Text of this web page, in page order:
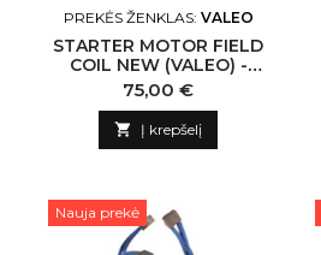
PREKĖS ŽENKLAS: VALEO
STARTER MOTOR FIELD
COIL NEW (VALEO) -
NLP18 N132957 VALEO-
CN
Kaina
75,00 €
 Į krepšelį
Nauja prekė